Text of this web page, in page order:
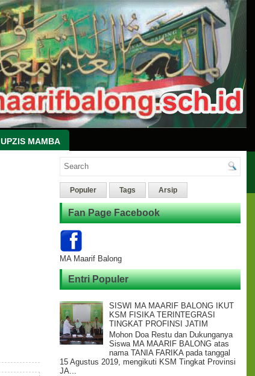
UPZIS MAMBA
Populer Tags Arsip
Fan Page Facebook
MA Maarif Balong
Entri Populer
SISWI MA MAARIF BALONG IKUT
KSM FISIKA TERINTEGRASI
TINGKAT PROFINSI JATIM
Mohon Doa Restu dan Dukunganya
Siswa MA MAARIF BALONG atas
nama TANIA FARIKA pada tanggal
15 Agustus 2019, mengikuti KSM Tingkat Provinsi
JA...